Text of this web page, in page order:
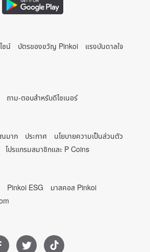
ซน์ บัตรของขวัญ Pinkoi
แรงบันดาลใจ
ถาม-ตอบสำหรับดีไซเนอร์
มาก ประกาศ
นโยบายความเป็นส่วนตัว
โปรแกรมสมาชิกและ P Coins
Pinkoi ESG
มาสคอส Pinkoi